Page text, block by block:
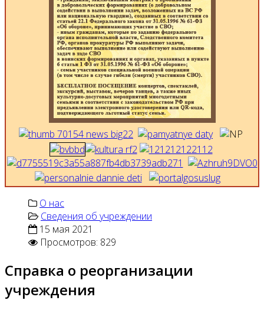
О нас
Сведения об учреждении
15 мая 2021
Просмотров: 829
Справка о реорганизации
учреждения